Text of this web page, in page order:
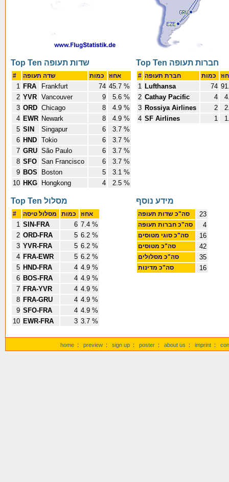
Top Ten שדות תעופה
#
1 FRA Frankfurt 74 45.7 %
2 YVR Vancouver 9
5.6 %
3 ORD Chicago 8
4.9 %
4 EWR Newark 8
4.9 %
5 SIN Singapur 6
3.7 %
6 HND Tokio 6
3.7 %
7 GRU São Paulo 6
3.7 %
8 SFO San Francisco 6
3.7 %
9 BOS Boston 5
3.1 %
10 HKG Hongkong 4 2.5 %
Top Ten חברות תעופה
#
1 Lufthansa 74
2 Cathay Pacific 4
3 Rossiya Airlines 2
4 SF Airlines 1
Top Ten מסלול
#
1 SIN-FRA 6 7.4 %
2 ORD-FRA 5 6.2 %
3 YVR-FRA 5 6.2 %
4 FRA-EWR 5 6.2 %
5 HND-FRA 4 4.9 %
6 BOS-FRA 4 4.9 %
7 FRA-YVR 4 4.9 %
8 FRA-GRU 4 4.9 %
9 SFO-FRA 4 4.9 %
10 EWR-FRA 3 3.7 %
מידע נוסף
סה"כ שדות תעופה 23
4
סה"כ סוגי מטוסים 16
סה"כ מטוסים 42
סה"כ מסלולים 35
סה"כ מדינות 16
home : preview : sign up : poster : about us : imprint :